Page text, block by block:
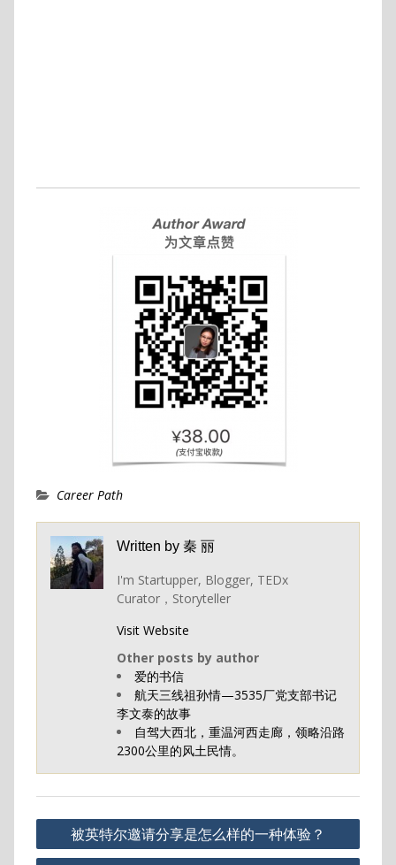
Career Path
Written by 秦 丽
I'm Startupper, Blogger, TEDx
Curator，Storyteller
Visit Website
Other posts by author
爱的书信
航天三线祖孙情—3535厂党支部书记
李文泰的故事
自驾大西北，重温河西走廊，领略沿路
2300公里的风土民情。
Post
navigation
被英特尔邀请分享是怎么样的一种体验？